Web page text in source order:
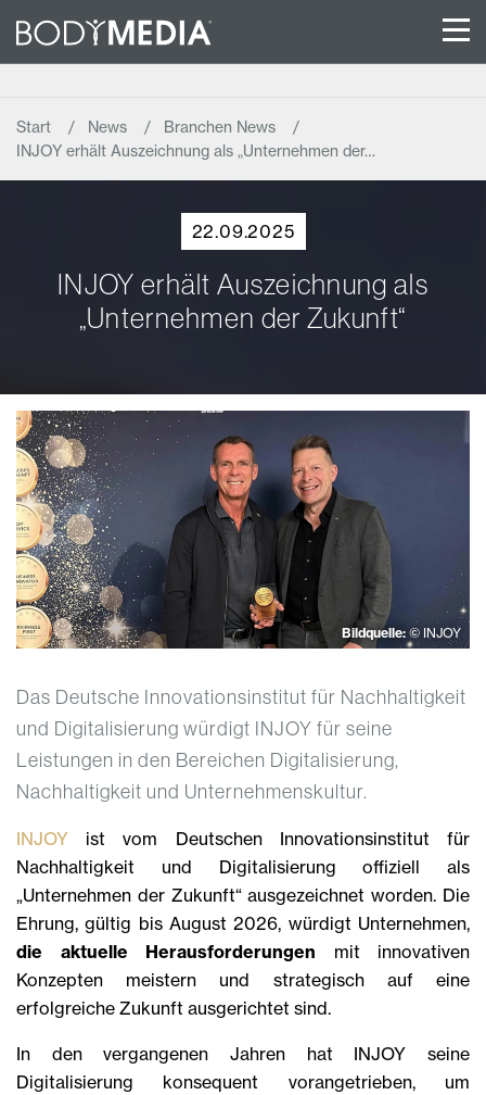
Start News
Branchen News
INJOY erhält Auszeichnung als „Unternehmen der…
22.09.2025
INJOY erhält Auszeichnung als
„Unternehmen der Zukunft“
Bildquelle: © INJOY
Das Deutsche Innovationsinstitut für Nachhaltigkeit
und Digitalisierung würdigt INJOY für seine
Leistungen in den Bereichen Digitalisierung,
Nachhaltigkeit und Unternehmenskultur.
INJOY ist vom Deutschen Innovationsinstitut für
Nachhaltigkeit und Digitalisierung offiziell als
„Unternehmen der Zukunft“ ausgezeichnet worden. Die
Ehrung, gültig bis August 2026, würdigt Unternehmen,
die aktuelle Herausforderungen mit innovativen
Konzepten meistern und strategisch auf eine
erfolgreiche Zukunft ausgerichtet sind.
In den vergangenen Jahren hat INJOY seine
Digitalisierung konsequent vorangetrieben, um